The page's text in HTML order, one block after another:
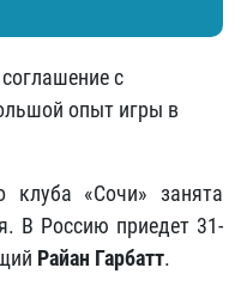
с
опыт игры в
клуба «Сочи» занята
В Россию приедет 31-
Райан Гарбатт.